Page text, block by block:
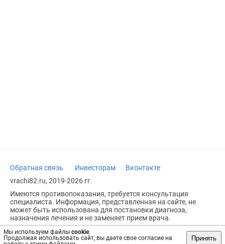
Мы используем файлы cookie.
Продолжая использовать сайт, вы даете свое согласие на
Принять
Обратная связь Инвесторам
Вконтакте
vrachi82.ru, 2019-2026 гг.
Имеются противопоказания, требуется консультация
специалиста. Информация, представленная на сайте, не
может быть использована для постановки диагноза,
назначения лечения и не заменяет прием врача.
Возрастное ограничение: 18+